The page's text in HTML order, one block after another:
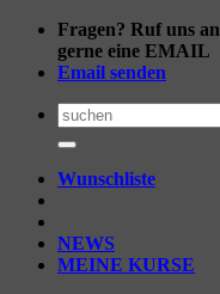
Zum
springen
Fragen? Ruf uns an
gerne eine EMAIL
Email senden
Suchen
nach:
Wunschliste
NEWS
MEINE KURSE